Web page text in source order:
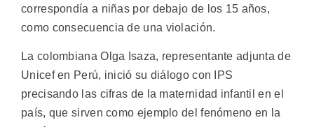
correspondía a niñas por debajo de los 15 años,
como consecuencia de una violación.
La colombiana Olga Isaza, representante adjunta de
Unicef en Perú, inició su diálogo con IPS
precisando las cifras de la maternidad infantil en el
país, que sirven como ejemplo del fenómeno en la